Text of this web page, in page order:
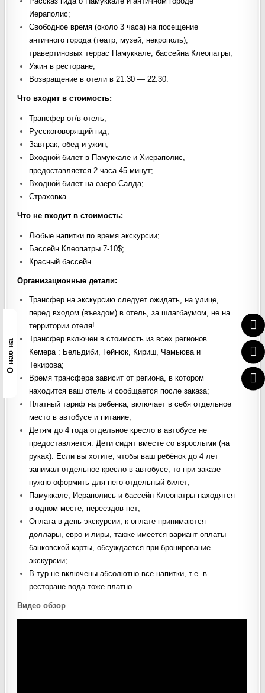
О нас на
Иераполис;
Свободное время (около 3 часа) на посещение
античного города (театр, музей, некрополь),
травертиновых террас Памуккале, бассейна Клеопатры;
Ужин в ресторане;
Возвращение в отели в 21:30 — 22:30.
Что входит в стоимость:
Трансфер от/в отель;
Русскоговорящий гид;
Завтрак, обед и ужин;
Входной билет в Памуккале и Хиераполис,
предоставляется 2 часа 45 минут;
Входной билет на озеро Салда;
Страховка.
Что не входит в стоимость:
Любые напитки по время экскурсии;
Бассейн Клеопатры 7-10$;
Красный бассейн.
Организационные детали:
Трансфер на экскурсию следует ожидать, на улице,
перед входом (въездом) в отель, за шлагбаумом, не на
территории отеля!
Трансфер включен в стоимость из всех регионов
Кемера : Бельдиби, Гейнюк, Кириш, Чамьюва и
Текирова;
Время трансфера зависит от региона, в котором
находится ваш отель и сообщается после заказа;
Платный тариф на ребенка, включает в себя отдельное
место в автобусе и питание;
Детям до 4 года отдельное кресло в автобусе не
предоставляется. Дети сидят вместе со взрослыми (на
руках). Если вы хотите, чтобы ваш ребёнок до 4 лет
занимал отдельное кресло в автобусе, то при заказе
нужно оформить для него отдельный билет;
Памуккале, Иераполись и бассейн Клеопатры находятся
в одном месте, переездов нет;
Оплата в день экскурсии, к оплате принимаются
доллары, евро и лиры, также имеется вариант оплаты
банковской карты, обсуждается при бронирование
экскурсии;
В тур не включены абсолютно все напитки, т.е. в
ресторане вода тоже платно.
Видео обзор